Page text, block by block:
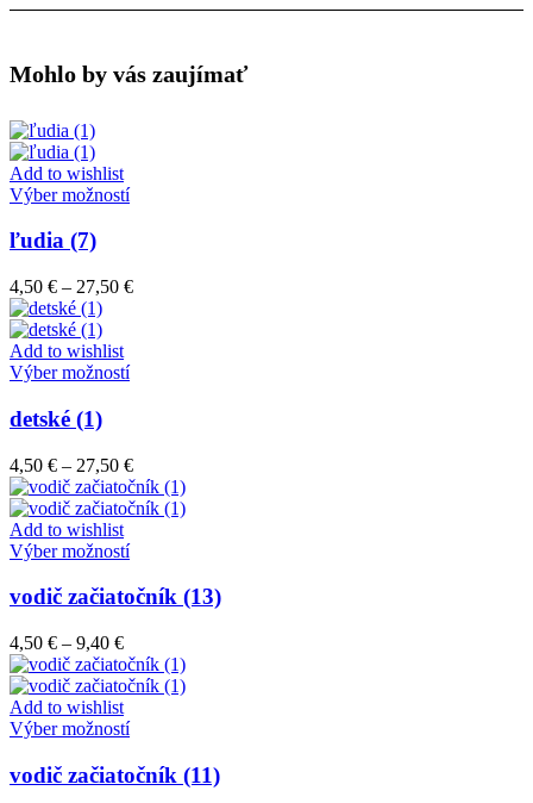
Mohlo by vás zaujímať
Add to wishlist
Výber možnostíTento
variantov.
vybrať
na
ľudia (7)
4,50 € – 27,50 €Price
Add to wishlist
Výber možnostíTento
variantov.
Možnosti
si
môžete
vybrať
na
stránke
produktu.
detské (1)
4,50 € – 27,50 €Price
range:
4,50 €
Add to wishlist
Výber možnostíTento
má
Možnosti
si
môžete
vybrať
na
stránke
produktu.
vodič začiatočník (13)
4,50 € – 9,40 €Price
range:
4,50 €
through
9,40 €
Add to wishlist
Výber možnostíTento
má
viacero
vodič začiatočník (11)